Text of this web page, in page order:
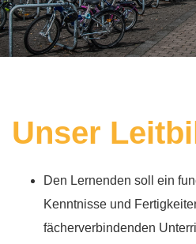
Unser
Den Lernenden soll ein
Kenntnisse und
fächerverbindenden